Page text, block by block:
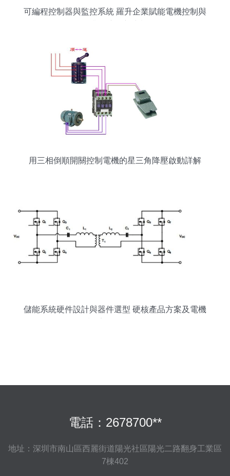
可編程控制器與監控系統 羅升企業賦能電機控制與
用三相倒順開關控制電機的星三角降壓啟動詳解
儲能系統硬件設計與器件選型 硬核產品方案及電機
電話：2678700**
地址：深圳市南山區西麗街道陽光社區陽光二路翻身工業區
7棟402